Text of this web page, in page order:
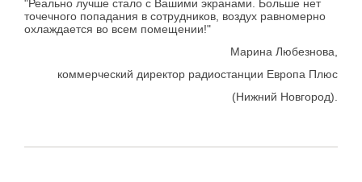
"Реально лучше стало с Вашими экранами. Больше нет
точечного попадания в сотрудников, воздух равномерно
охлаждается во всем помещении!"
Марина Любезнова,
коммерческий директор радиостанции Европа Плюс
(Нижний Новгород).